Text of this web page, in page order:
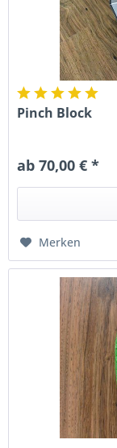
Pinch Block
ab 70,00 € *
Merken